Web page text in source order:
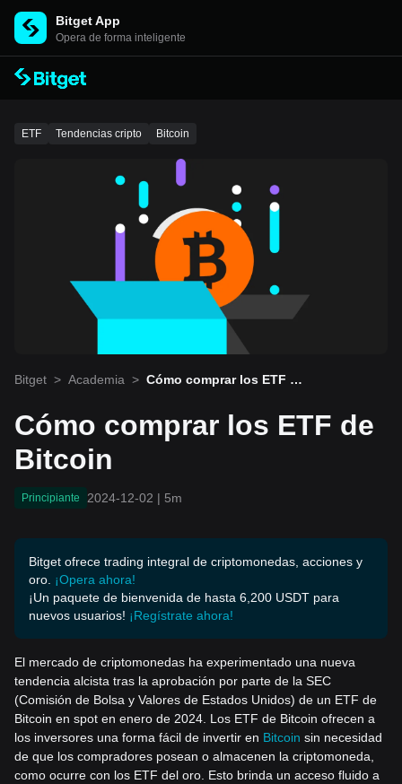
Bitget App
Opera de forma inteligente
ETF Tendencias cripto Bitcoin
Bitget > Academia > Cómo comprar los ETF de
Cómo comprar los ETF de
Bitcoin
Principiante 2024-12-02 | 5m
Bitget ofrece trading integral de criptomonedas, acciones y
oro. ¡Opera ahora!
¡Un paquete de bienvenida de hasta 6,200 USDT para
nuevos usuarios! ¡Regístrate ahora!
El mercado de criptomonedas ha experimentado una nueva
tendencia alcista tras la aprobación por parte de la SEC
(Comisión de Bolsa y Valores de Estados Unidos) de un ETF de
Bitcoin en spot en enero de 2024. Los ETF de Bitcoin ofrecen a
los inversores una forma fácil de invertir en Bitcoin sin necesidad
de que los compradores posean o almacenen la criptomoneda,
como ocurre con los ETF del oro. Esto brinda un acceso fluido a